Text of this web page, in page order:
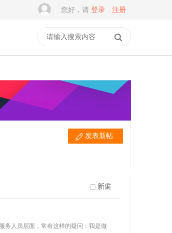
您好，请 登录 注册
发表新帖
新窗
务人员层面，常有这样的疑问：我是做